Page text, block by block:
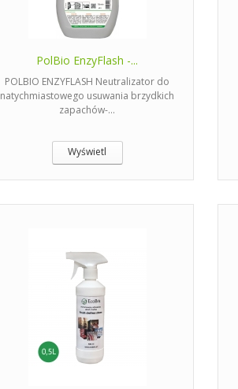
PolBio EnzyFlash -...
POLBIO ENZYFLASH Neutralizator do
natychmiastowego usuwania brzydkich
zapachów-...
Wyświetl